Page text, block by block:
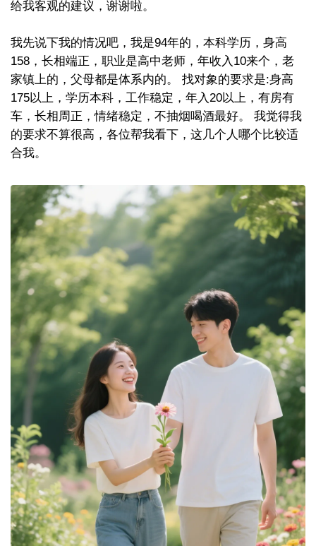
给我客观的建议，谢谢啦。
我先说下我的情况吧，我是94年的，本科学历，身高
158，长相端正，职业是高中老师，年收入10来个，老
家镇上的，父母都是体系内的。 找对象的要求是:身高
175以上，学历本科，工作稳定，年入20以上，有房有
车，长相周正，情绪稳定，不抽烟喝酒最好。 我觉得我
的要求不算很高，各位帮我看下，这几个人哪个比较适
合我。